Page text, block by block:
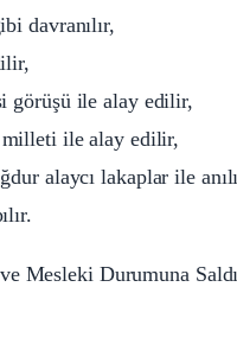
davranılır,
görüşü ile alay edilir,
milleti ile alay edilir,
alaycı lakaplar ile
Mesleki Durumuna